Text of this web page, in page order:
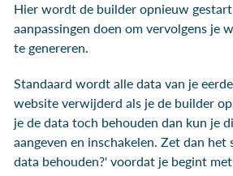
Hier wordt de builder opnieuw
aanpassingen doen om vervolgens je
te genereren.
Standaard wordt alle data van je
website verwijderd als je de builder
je de data toch behouden dan kun je
aangeven en inschakelen. Zet dan
data behouden?' voordat je begint